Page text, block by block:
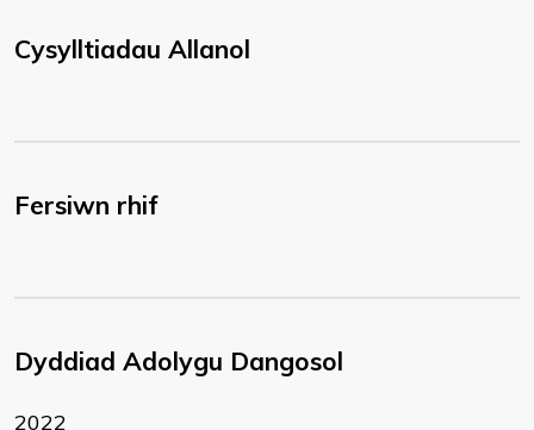
Cysylltiadau Allanol
Fersiwn rhif
Dyddiad Adolygu Dangosol
2022